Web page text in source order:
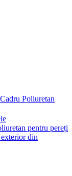
Poliuretan
pentru pereți
din